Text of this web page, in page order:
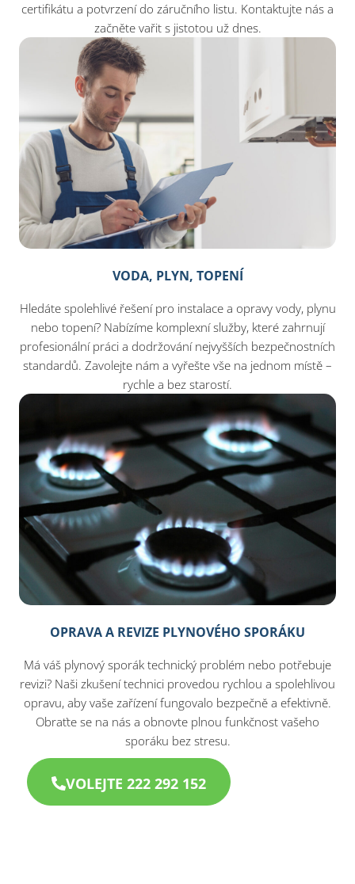
certifikátu a potvrzení do záručního listu. Kontaktujte nás a
začněte vařit s jistotou už dnes.
VODA, PLYN, TOPENÍ
Hledáte spolehlivé řešení pro instalace a opravy vody, plynu
nebo topení? Nabízíme komplexní služby, které zahrnují
profesionální práci a dodržování nejvyšších bezpečnostních
standardů. Zavolejte nám a vyřešte vše na jednom místě –
rychle a bez starostí.
OPRAVA A REVIZE PLYNOVÉHO SPORÁKU
Má váš plynový sporák technický problém nebo potřebuje
revizi? Naši zkušení technici provedou rychlou a spolehlivou
opravu, aby vaše zařízení fungovalo bezpečně a efektivně.
Obraťte se na nás a obnovte plnou funkčnost vašeho
sporáku bez stresu.
VOLEJTE 222 292 152